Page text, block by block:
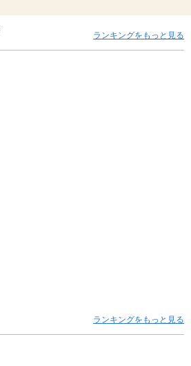
ランキングをもっと見る
ランキングをもっと見る